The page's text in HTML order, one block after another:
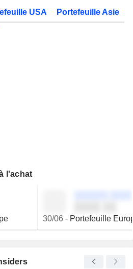
Publication des résultats - Q2 2026
USA Portefeuille Asie
l'achat
30/06- Portefeuille